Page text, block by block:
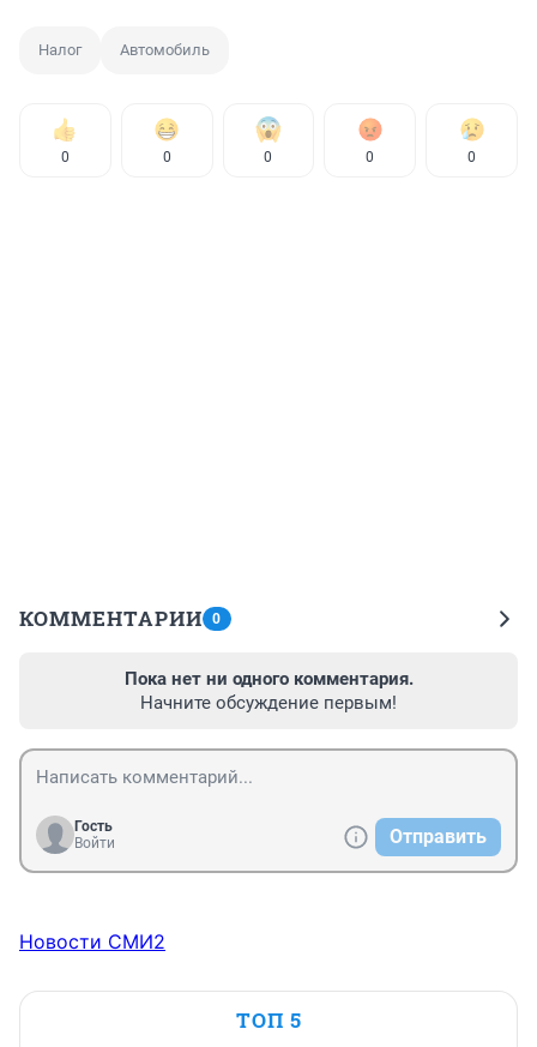
Налог Автомобиль
0 0 0 0 0
КОММЕНТАРИИ 0
Пока нет ни одного комментария.
Начните обсуждение первым!
Гость
Войти
Отправить
Новости СМИ2
ТОП 5